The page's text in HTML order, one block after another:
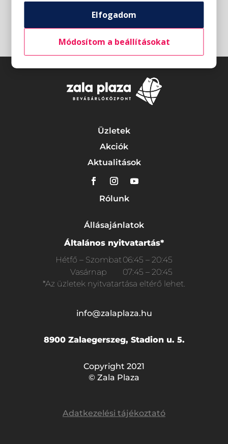
Üzletek
Akciók
Aktualitások
Rólunk
Állásajánlatok
Általános nyitvatartás*
Hétfő – Szombat06:45 – 20:45
Vasárnap
07:45 – 20:45
*Az üzletek nyitvatartása eltérő lehet.
info@zalaplaza.hu
8900 Zalaegerszeg, Stadion u. 5.
Copyright 2021
© Zala Plaza
Adatkezelési tájékoztató
Elfogadom
Módosítom a beállításokat